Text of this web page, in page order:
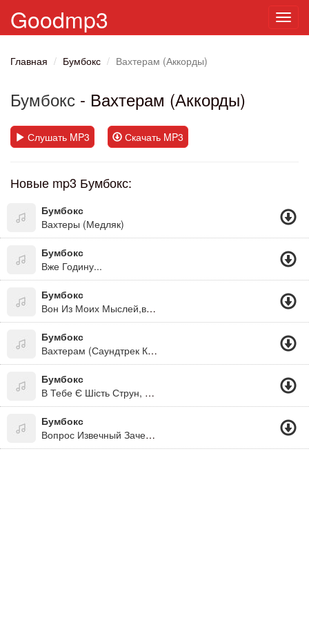
Goodmp3
Главная Бумбокс Вахтерам (Аккорды)
Бумбокс - Вахтерам (Аккорды)
Слушать MP3 Скачать MP3
Новые mp3 Бумбокс:
Бумбокс
Вахтеры (Медляк)
Бумбокс
Вже Годину...
Бумбокс
Вон Из Моих Мыслей,вон!
Бумбокс
Вахтерам (Саундтрек К К/ф "Красный Жемчуг Любви")
Бумбокс
В Тебе Є Шість Струн, Сім Нот, Безліч Акордів. Здавалося Б Поміняв Там, Взяв Тут, Але Не Виходить. Збиваю Я Руки В Кров, Тримаю Мов Спрут, Затримую Подих. Мабуть Нездара - Мовчить Моя Гітара.
Бумбокс
Вопрос Извечный Зачем Да Почему... Я Понемногу С Ума, Ты Не Сама